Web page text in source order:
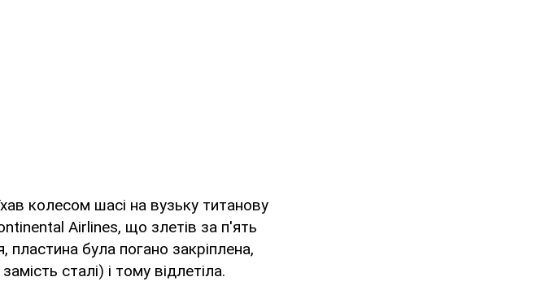
колесом шасі на вузьку титанову
Airlines, що злетів за п'ять
була погано закріплена,
сталі) і тому відлетіла.